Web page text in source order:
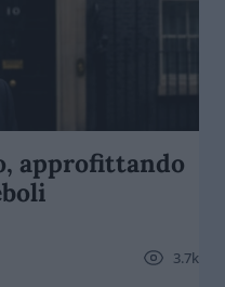
approfittando
3.7k